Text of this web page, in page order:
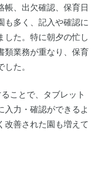
帳、出欠確認、保育日
も多く、記入や確認に
した。特に朝夕の忙し
類業務が重なり、保育
た。
ことで、タブレット
入力・確認ができるよ
改善された園も増えて